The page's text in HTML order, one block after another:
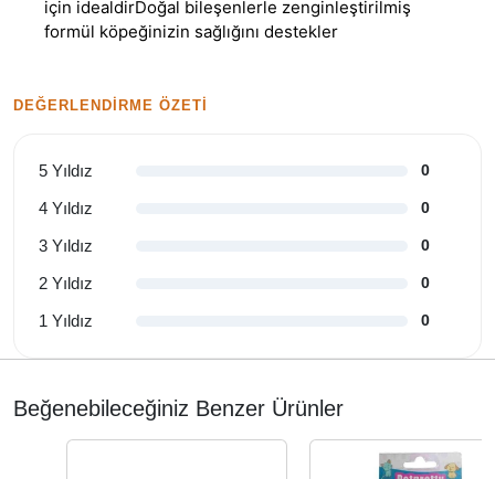
için idealdirDoğal bileşenlerle zenginleştirilmiş
formül köpeğinizin sağlığını destekler
DEĞERLENDIRME ÖZETI
5 Yıldız 0
4 Yıldız 0
3 Yıldız 0
2 Yıldız 0
1 Yıldız 0
Beğenebileceğiniz Benzer Ürünler